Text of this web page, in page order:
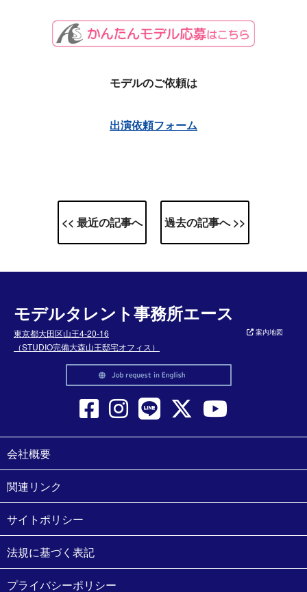
モデルのご依頼は
出演依頼フォーム
<< 最近の記事へ 過去の記事へ >>
モデルタレント事務所エース
東京都大田区山王4-20-16
（STUDIO完備大森山王邸宅オフィス）
案内地図
会社概要
関連リンク
サイトポリシー
法規に基づく表記
プライバシーポリシー